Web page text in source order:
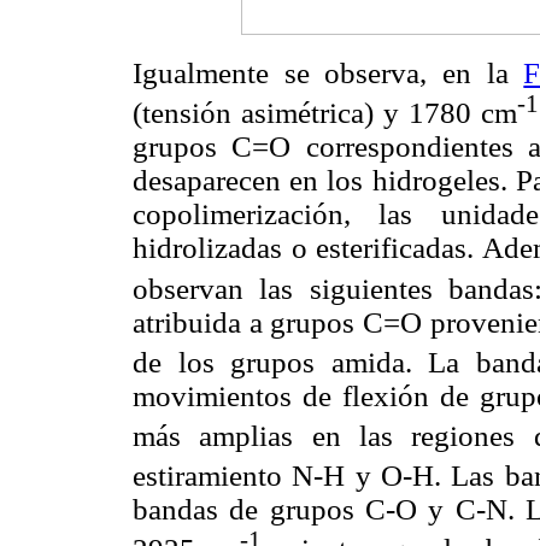
Igualmente se observa, en la
(tensión asimétrica) y 1780 cm-1
grupos C=O
desaparecen en los hidrogeles.
copolimerización, las
hidrolizadas o esterificadas.
observan las siguientes
atribuida a grupos C=O
de los grupos amida. La
movimientos de flexión de
más amplias en las
estiramiento N-H y O-H. Las
bandas de grupos C-O y C-N.
-1